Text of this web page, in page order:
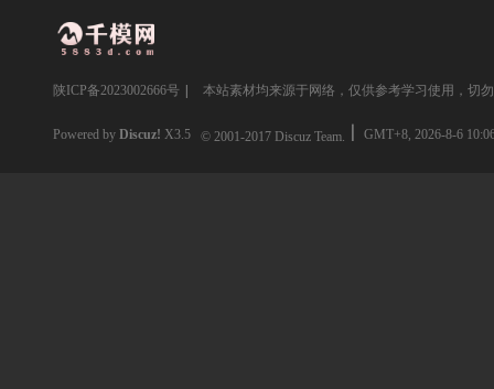
陕ICP备2023002666号 本站素材均来源于网络，仅供参考学习使用，切
Powered by Discuz! X3.5 © 2001-2017 Discuz Team. GMT+8, 2026-8-6